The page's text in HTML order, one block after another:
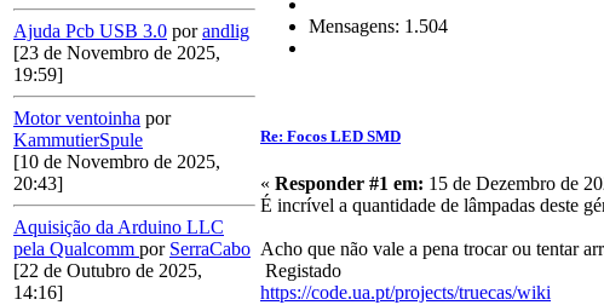
Ajuda Pcb USB 3.0 porandlig
[23 de Novembro de 2025,
19:59]
Motor ventoinha por
KammutierSpule
[10 de Novembro de 2025,
20:43]
Aquisição da Arduino LLC
pela Qualcomm por SerraCabo
[22 de Outubro de 2025,
14:16]
Mensagens: 1.504
Re: Focos LED SMD
« Responder #1 em: 15 de Dezembro de
É incrível a quantidade de lâmpadas deste
Acho que não vale a pena trocar ou tentar
Registado
https://code.ua.pt/projects/truecas/wiki